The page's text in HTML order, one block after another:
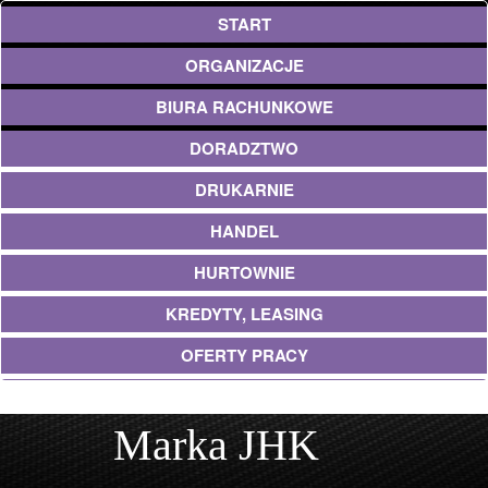
START
ORGANIZACJE
BIURA RACHUNKOWE
DORADZTWO
DRUKARNIE
HANDEL
HURTOWNIE
KREDYTY, LEASING
OFERTY PRACY
BANKI, PRZELEWY, WALUTY, KANTORY
USŁUGI BUDOWLANE
Marka JHK